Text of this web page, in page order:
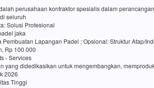
perusahaan kontraktor spesialis dalam
seluruh
Solusi Profesional
jaka
Lapangan Padel ; Opsional: Struktur Atap/
Rp 100 000
› Services
didedikasikan untuk mengembangkan,
2026
Tinggi